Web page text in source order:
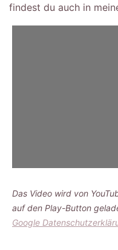
findest du auch in
Das Video wird von
auf den Play-Button
Google